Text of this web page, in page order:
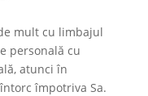
mult cu limbajul
personală cu
atunci în
împotriva Sa.